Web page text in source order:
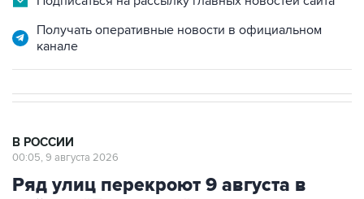
Получать оперативные новости в официальном
канале
В РОССИИ
00:05, 9 августа 2026
Ряд улиц перекроют 9 августа в